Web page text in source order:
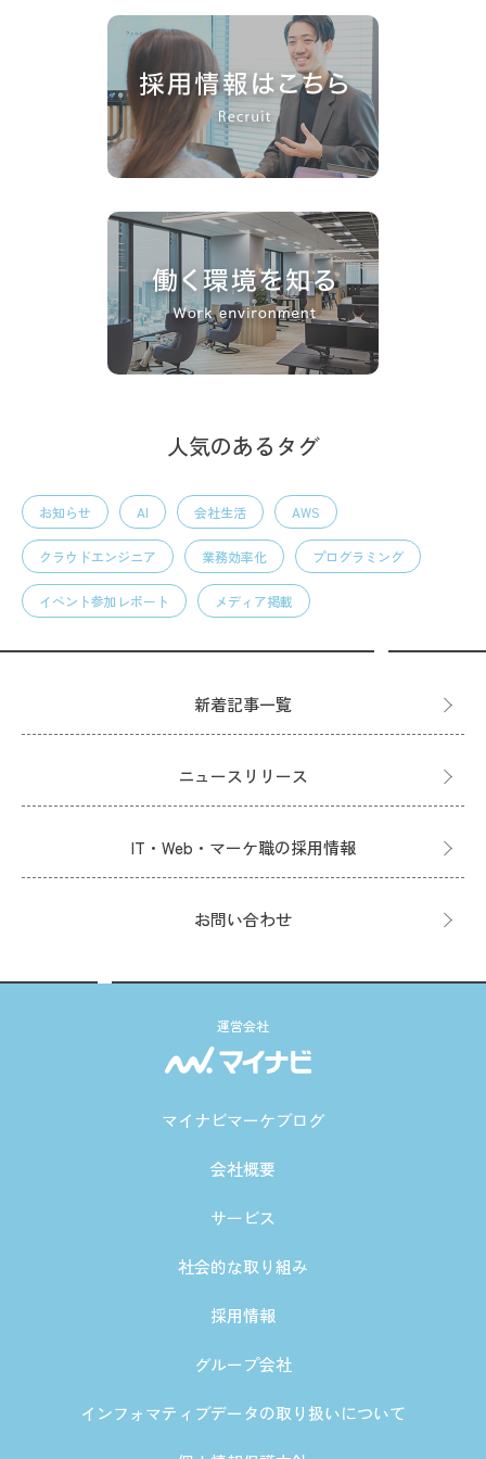
人気のあるタグ
お知らせ AI 会社生活 AWS
クラウドエンジニア 業務効率化 プログラミング
イベント参加レポート メディア掲載
新着記事一覧
ニュースリリース
IT・Web・マーケ職の採用情報
お問い合わせ
運営会社
マイナビマーケブログ
会社概要
サービス
社会的な取り組み
採用情報
グループ会社
インフォマティブデータの取り扱いについて